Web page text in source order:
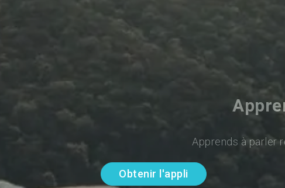
Apprends à parler
Obtenir l'appli